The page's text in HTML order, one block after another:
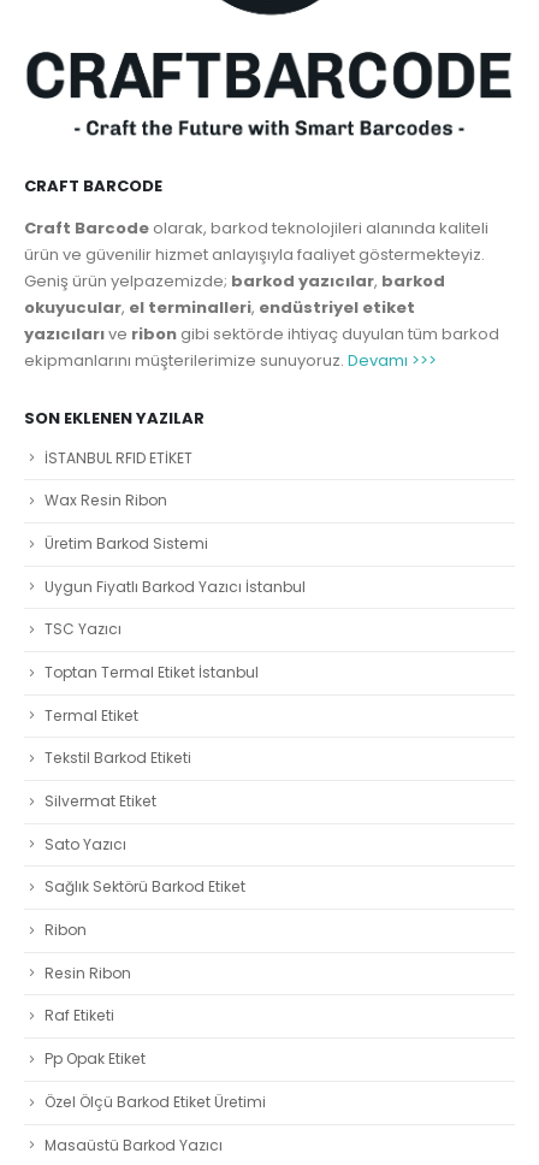
CRAFT BARCODE
Craft Barcode olarak, barkod teknolojileri alanında kaliteli
ürün ve güvenilir hizmet anlayışıyla faaliyet göstermekteyiz.
Geniş ürün yelpazemizde; barkod yazıcılar, barkod
okuyucular, el terminalleri, endüstriyel etiket
yazıcılarıve ribon gibi sektörde ihtiyaç duyulan tüm barkod
ekipmanlarını müşterilerimize sunuyoruz. Devamı >>>
SON EKLENEN YAZILAR
İSTANBUL RFID ETİKET
Wax Resin Ribon
Üretim Barkod Sistemi
Uygun Fiyatlı Barkod Yazıcı İstanbul
TSC Yazıcı
Toptan Termal Etiket İstanbul
Termal Etiket
Tekstil Barkod Etiketi
Silvermat Etiket
Sato Yazıcı
Sağlık Sektörü Barkod Etiket
Ribon
Resin Ribon
Raf Etiketi
Pp Opak Etiket
Özel Ölçü Barkod Etiket Üretimi
Masaüstü Barkod Yazıcı